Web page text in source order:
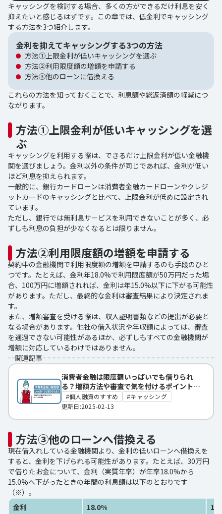
キャッシングを検討する場合、多くの方ができるだけ利息を安く
抑えたいと感じるはずです。この章では、低金利でキャッシング
する方法を3つ紹介します。
金利を抑えてキャッシングする3つの方法
方法①上限金利が低いキャッシングを選ぶ
方法②利用限度額の増額を申請する
方法③他のローンに借換える
これらの方法を知っておくことで、利息額や総返済額の軽減につ
ながります。
方法①上限金利が低いキャッシングを選
ぶ
キャッシングを利用する際は、できるだけ上限金利が低い金融機
関を選びましょう。金利以外の条件が同じであれば、金利が低い
ほど利息を抑えられます。
一般的に、銀行カードローンは消費者金融カードローンやクレジ
ットカードのキャッシングと比べて、上限金利が低めに設定され
ています。
ただし、銀行では無利息サービスを利用できないことが多く、必
ずしも利息の負担が少なくなるとは限りません。
方法②利用限度額の増額を申請する
契約中の金融機関で利用限度額の増額を申請するのも手段のひと
つです。たとえば、金利年18.0%で利用限度額が50万円だった場
合、100万円に増額されれば、金利は年15.0%以下に下がる可能性
があります。ただし、最終的な金利は審査結果により決定されま
す。
また、増額審査を受ける際は、収入証明書類などの提出が必要と
なる場合があります。他社の借入状況や年収額によっては、審査
を通過できない可能性があるほか、必ずしもすべての金融機関が
増額に対応しているわけではありません。
関連記事
消費者金融は限度額いっぱいでも借りられ
る？増額方法や審査で気を付けるポイントを
解説個人融資のすすめ
キャッシング
更新日:2025-02-13
方法③他のローンへ借換える
現在借入れしている金融機関より、金利の低いローンへ借換えを
すると、金利を下げられる可能性があります。たとえば、30万円
で借りたお金について、金利（実質年率）が年率18.0%から
15.0%へ下がったときの年間の利息額は以下のとおりです
（※）。
金利
18.0%